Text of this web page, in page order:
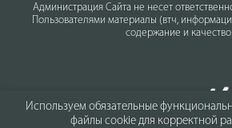
Используем обязательные
файлы cookie для корректной
Администрация Сайта не несет
Пользователями материалы (втч,
содержание и качество.